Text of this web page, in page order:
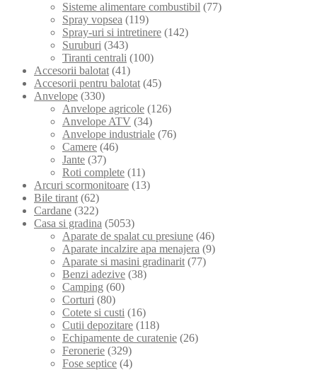
Sisteme alimentare combustibil (77)
Spray vopsea (119)
Spray-uri si intretinere (142)
Suruburi (343)
Tiranti centrali (100)
Accesorii balotat (41)
Accesorii pentru balotat (45)
Anvelope (330)
Anvelope agricole (126)
Anvelope ATV (34)
Anvelope industriale (76)
Camere (46)
Jante (37)
Roti complete (11)
Arcuri scormonitoare (13)
Bile tirant (62)
Cardane (322)
Casa si gradina (5053)
Aparate de spalat cu presiune (46)
Aparate incalzire apa menajera (9)
Aparate si masini gradinarit (77)
Benzi adezive (38)
Camping (60)
Corturi (80)
Cotete si custi (16)
Cutii depozitare (118)
Echipamente de curatenie (26)
Feronerie (329)
Fose septice (4)